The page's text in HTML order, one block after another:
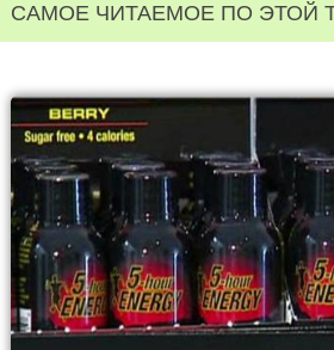
САМОЕ ЧИТАЕМОЕ ПО ЭТОЙ